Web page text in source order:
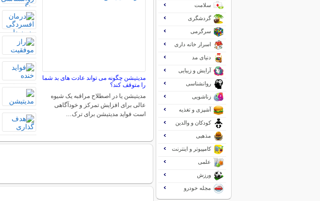
مدیتیشن چگونه می تواند عادت های بد شما
را متوقف کند؟
مدیتیشن یا در اصطلاح مراقبه یک شیوه
عالی برای افزایش تمرکز و خودآگاهی
است فواید مدیتیشن برای ترک…
سلامت
گردشگری
سرگرمی
اسرار خانه داری
دنیای مد
آرایش و زیبایی
روانشناسی
زناشویی
آشپزی و تغذیه
کودکان و والدین
مذهبی
کامپیوتر و اینترنت
علمی
ورزش
مجله خودرو